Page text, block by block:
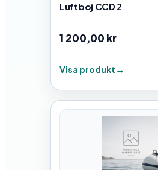
Luftboj CCD 2
1 200,00 kr
Visa produkt